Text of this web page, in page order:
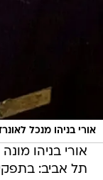
אורי בניהו מנכל
אורי בניהו
תל אביב: